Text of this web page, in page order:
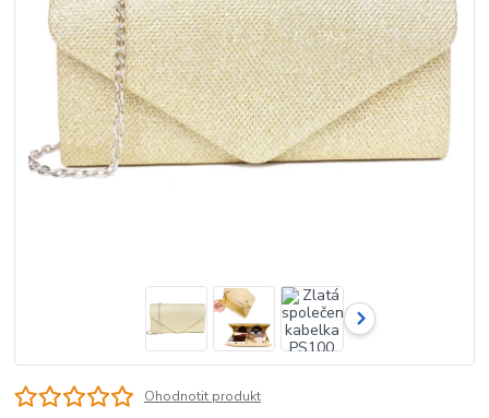
Ohodnotit produkt